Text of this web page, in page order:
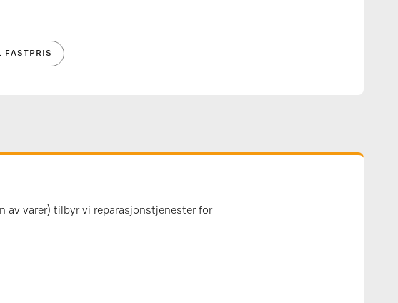
FASTPRIS
av varer) tilbyr vi reparasjonstjenester for